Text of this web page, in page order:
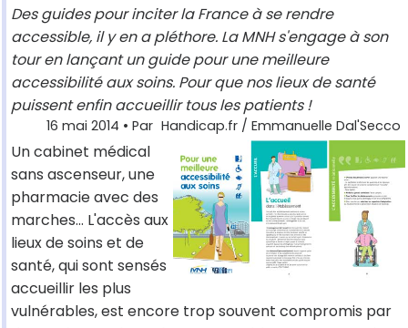
Des guides pour inciter la France à se rendre
accessible, il y en a pléthore. La MNH s'engage à son
tour en lançant un guide pour une meilleure
accessibilité aux soins. Pour que nos lieux de santé
puissent enfin accueillir tous les patients !
16 mai 2014 • Par Handicap.fr / Emmanuelle Dal'Secco
Un cabinet médical
sans ascenseur, une
pharmacie avec des
marches… L'accès aux
lieux de soins et de
santé, qui sont sensés
accueillir les plus
vulnérables, est encore trop souvent compromis par